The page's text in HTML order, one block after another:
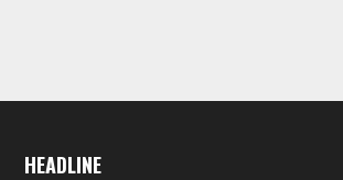
HEADLINE